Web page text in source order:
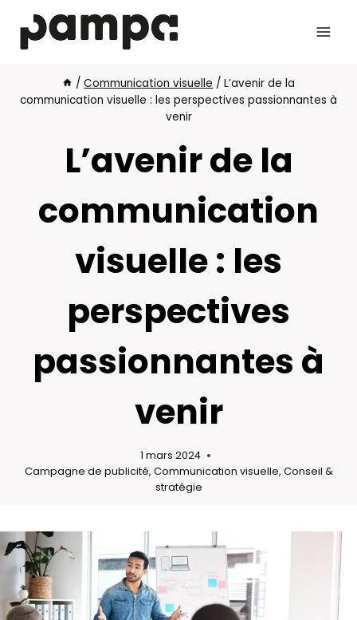
contenu
/ Communication visuelle / L’avenir de la
communication visuelle : les perspectives passionnantes à
venir
L’avenir de la
communication
visuelle : les
perspectives
passionnantes à
venir
1 mars 2024
Campagne de publicité, Communication visuelle, Conseil &
stratégie